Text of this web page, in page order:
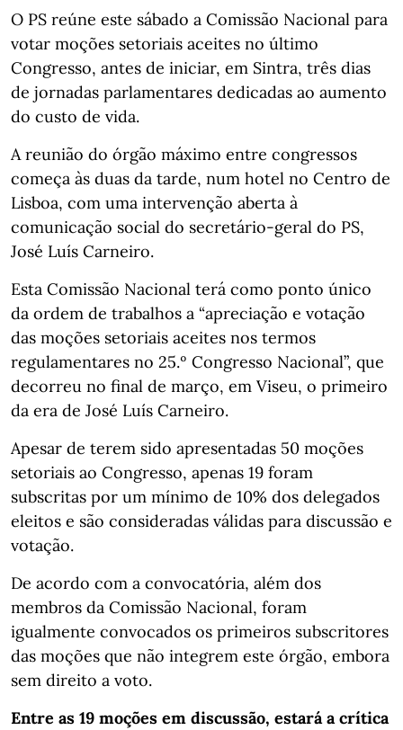
O PS reúne este sábado a Comissão Nacional para
votar moções setoriais aceites no último
Congresso, antes de iniciar, em Sintra, três dias
de jornadas parlamentares dedicadas ao aumento
do custo de vida.
A reunião do órgão máximo entre congressos
começa às duas da tarde, num hotel no Centro de
Lisboa, com uma intervenção aberta à
comunicação social do secretário-geral do PS,
José Luís Carneiro.
Esta Comissão Nacional terá como ponto único
da ordem de trabalhos a “apreciação e votação
das moções setoriais aceites nos termos
regulamentares no 25.º Congresso Nacional”, que
decorreu no final de março, em Viseu, o primeiro
da era de José Luís Carneiro.
Apesar de terem sido apresentadas 50 moções
setoriais ao Congresso, apenas 19 foram
subscritas por um mínimo de 10% dos delegados
eleitos e são consideradas válidas para discussão e
votação.
De acordo com a convocatória, além dos
membros da Comissão Nacional, foram
igualmente convocados os primeiros subscritores
das moções que não integrem este órgão, embora
sem direito a voto.
Entre as 19 moções em discussão, estará a crítica